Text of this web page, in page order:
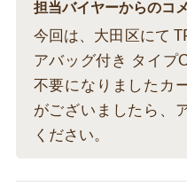
担当バイヤーからのコ
今回は、大田区にて
アバッグ付き タイプ
不要になりましたカ
がございましたら、
ください。